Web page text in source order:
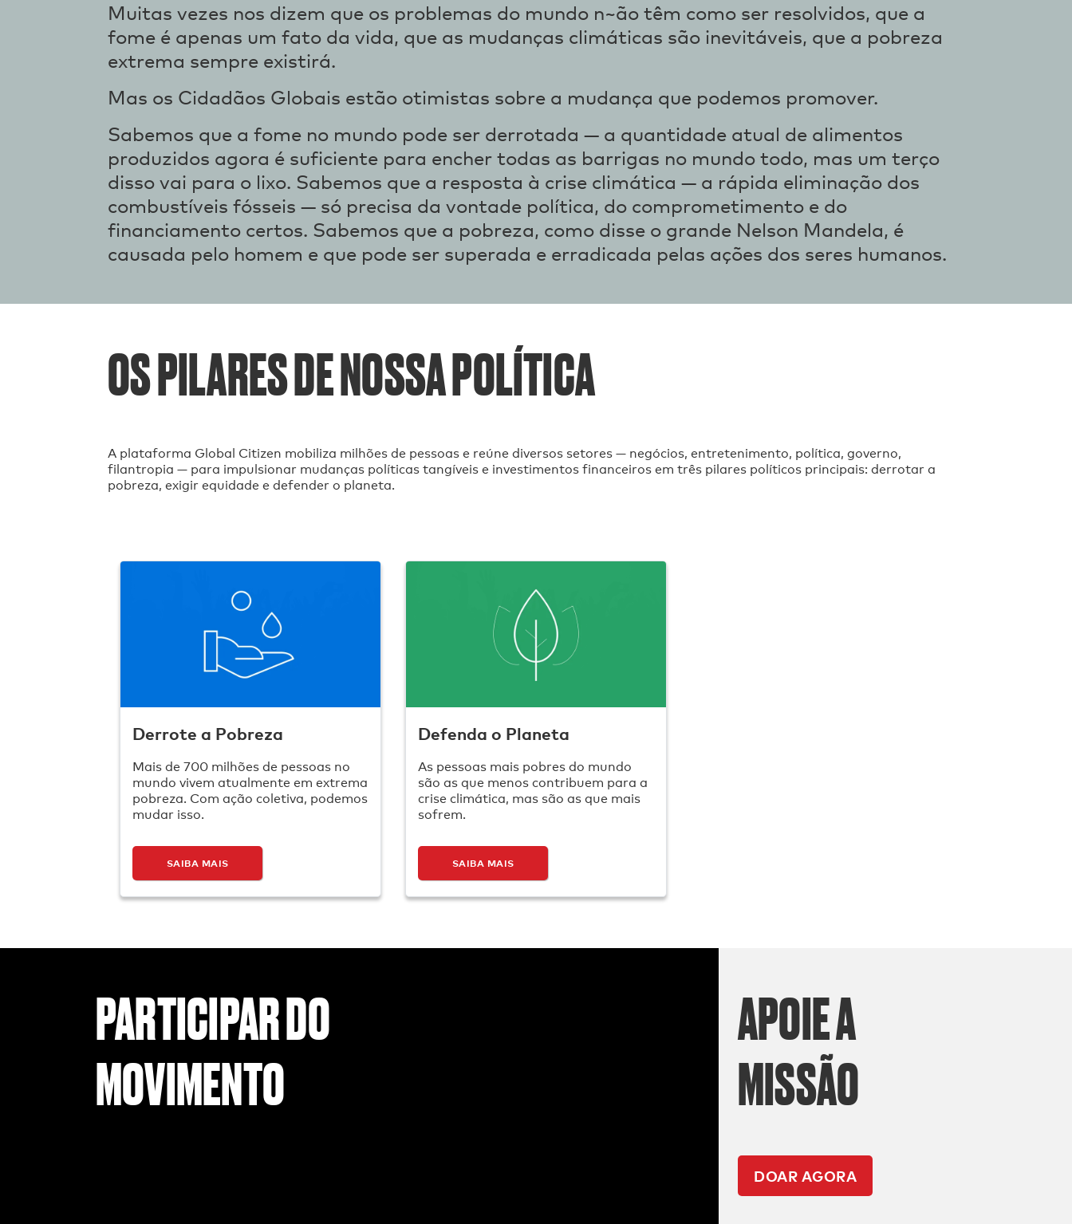
Muitas vezes nos dizem que os problemas do mundo n~ão têm como ser resolvidos, que a
fome é apenas um fato da vida, que as mudanças climáticas são inevitáveis, que a pobreza
extrema sempre existirá.
Mas os Cidadãos Globais estão otimistas sobre a mudança que podemos promover.
Sabemos que a fome no mundo pode ser derrotada — a quantidade atual de alimentos
produzidos agora é suficiente para encher todas as barrigas no mundo todo, mas um terço
disso vai para o lixo. Sabemos que a resposta à crise climática — a rápida eliminação dos
combustíveis fósseis — só precisa da vontade política, do comprometimento e do
financiamento certos. Sabemos que a pobreza, como disse o grande Nelson Mandela, é
causada pelo homem e que pode ser superada e erradicada pelas ações dos seres humanos.
OS PILARES DE NOSSA POLÍTICA
A plataforma Global Citizen mobiliza milhões de pessoas e reúne diversos setores — negócios, entretenimento, política, governo,
filantropia — para impulsionar mudanças políticas tangíveis e investimentos financeiros em três pilares políticos principais: derrotar a
pobreza, exigir equidade e defender o planeta.
Derrote a Pobreza
Mais de 700 milhões de pessoas no
mundo vivem atualmente em extrema
pobreza. Com ação coletiva, podemos
mudar isso.
SAIBA MAIS
Defenda o Planeta
As pessoas mais pobres do mundo
são as que menos contribuem para a
crise climática, mas são as que mais
sofrem.
SAIBA MAIS
PARTICIPAR DO
MOVIMENTO
APOIE A
MISSÃO
DOAR AGORA